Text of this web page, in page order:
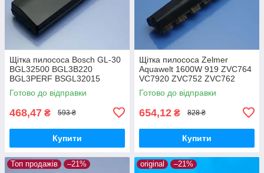
Щітка пилососа Bosch GL-30
BGL32500 BGL3B220
BGL3PERF BSGL32015
BSGL32030 BSGL3210RU
BSGL32383 BSGL32500
Готово до відправки
468,47 ₴ 593 ₴
Купити
Щітка пилососа Zelmer
Aquawelt 1600W 919 ZVC764
VC7920 ZVC752 ZVC762
ZVC763 Aquos 829 ZVC722
Aquario 819 ZVC712 ламінат
Готово до відправки
654,12 ₴ 828 ₴
Купити
Топ продажів –21% original –21%